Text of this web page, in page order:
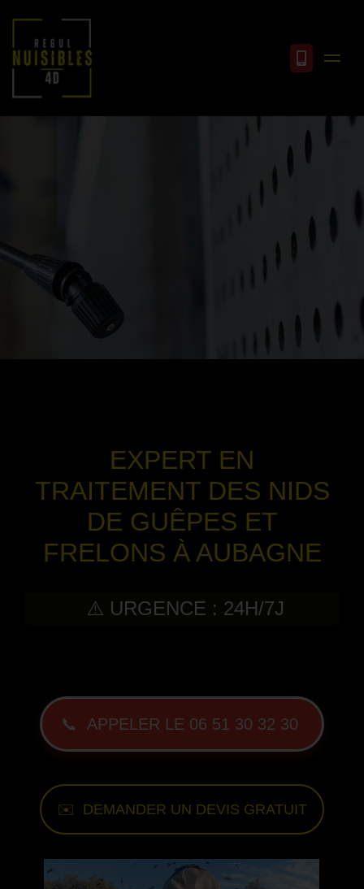
EXPERT EN
TRAITEMENT DES NIDS
DE GUÊPES ET
FRELONS À AUBAGNE
⚠️ URGENCE : 24H/7J
📞 APPELER LE 06 51 30 32 30
✉️ DEMANDER UN DEVIS GRATUIT